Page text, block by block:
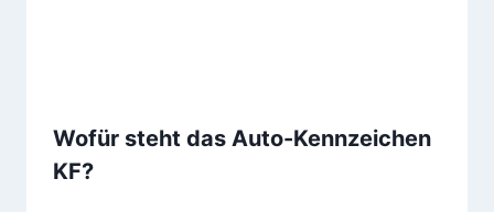
Wofür steht das Auto-Kennzeichen
KF?